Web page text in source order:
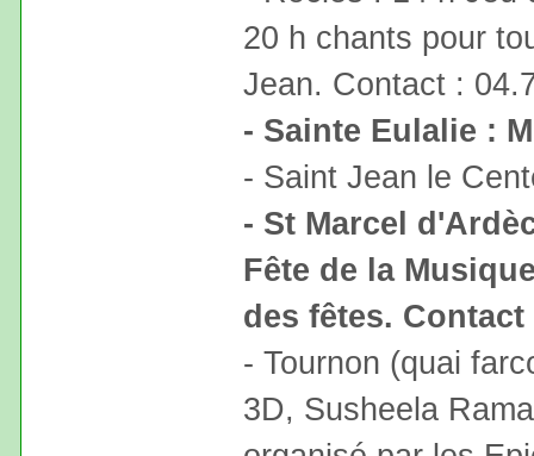
20 h chants pour
Jean. Contact :
- Sainte Eulalie :
- Saint Jean le
- St Marcel
Fête de la
des fêtes. Contact
- Tournon (quai
3D, Susheela